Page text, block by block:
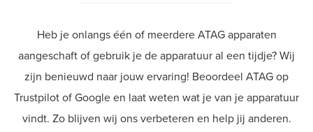
Inspiratie
Service
Heb je onlangs één of meerdere ATAG apparaten
aangeschaft of gebruik je de apparatuur al een tijdje? Wij
zijn benieuwd naar jouw ervaring! Beoordeel ATAG op
Trustpilot of Google en laat weten wat je van je apparatuur
vindt. Zo blijven wij ons verbeteren en help jij anderen.